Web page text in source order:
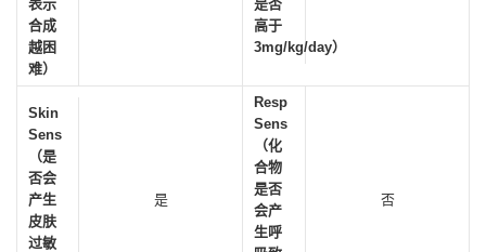
表示
合成
越困
难）
是否
高于
3mg/kg/day）
Skin
Sens
（是
否会
产生
皮肤
过敏
是
Resp
Sens
（化
合物
是否
会产
生呼
否